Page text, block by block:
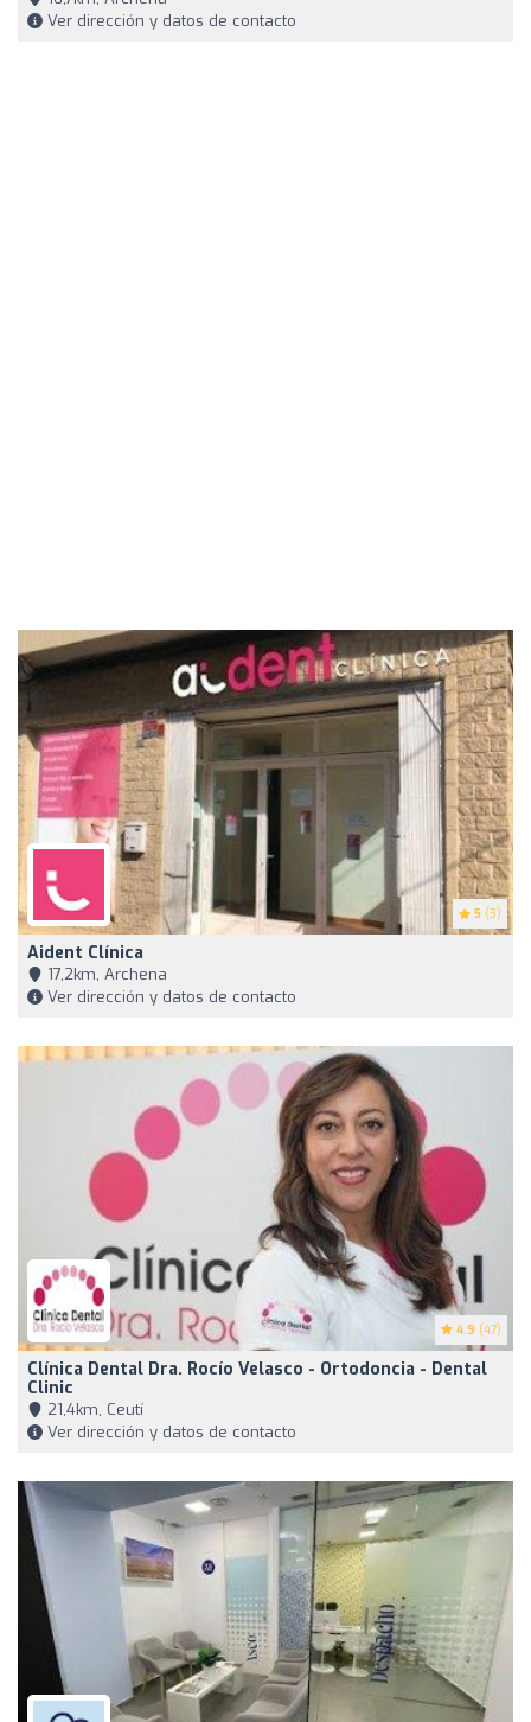
Ver dirección y datos de contacto
5 (3)
Aident Clínica
17,2km, Archena
Ver dirección y datos de contacto
4.9 (47)
Clínica Dental Dra. Rocío Velasco - Ortodoncia - Dental
Clinic
21,4km, Ceutí
Ver dirección y datos de contacto